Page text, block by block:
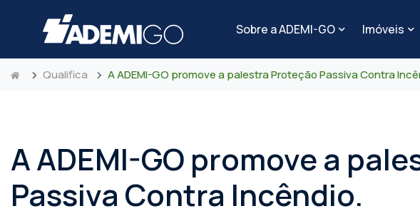
Sobre a ADEMI-GO Imóveis
Qualifica A ADEMI-GO promove a palestra Proteção Passiva Contra
A ADEMI-GO promove a
Passiva Contra Incêndio.